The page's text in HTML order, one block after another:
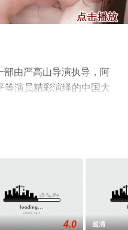
部由严高山导演执导，阿
等演员精彩演绎的中国大
完整版电影大全就来飘
4.0 超清